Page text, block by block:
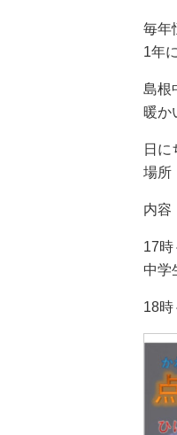
位
置:
毎年
1年
島根
暖か
日
場所
内容
17
中学
18